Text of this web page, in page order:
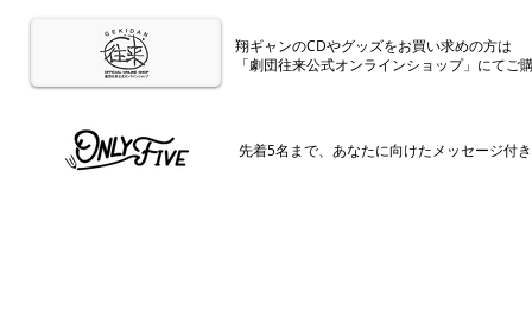
​翔ギャンのCDやグッズをお買い求めの方は
「劇団往来公式オンラインショップ」にてご
先着5名まで、あなたに向けたメッセージ付